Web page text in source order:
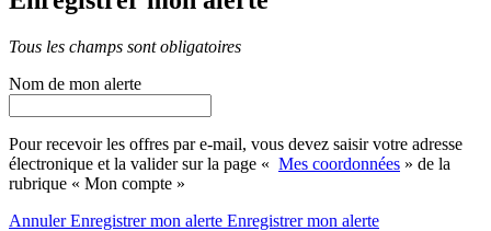
Tous les champs sont obligatoires
Nom de mon alerte
Pour recevoir les offres par e-mail, vous devez saisir votre adresse
électronique et la valider sur la page « Mes coordonnées » de la
rubrique « Mon compte »
AnnulerEnregistrer mon alerte Enregistrermon alerte